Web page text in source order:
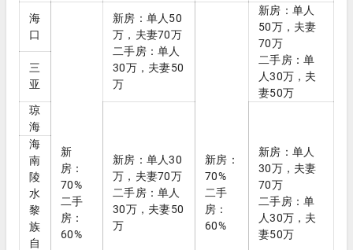
海
口
新
房：
70%
二手
房：
60%
新房：单人50
万，夫妻70万
二手房：单人
30万，夫妻50
万
新房：
70%
二手
房：
60%
新房：单人
50万，夫妻
70万
二手房：单
人30万，夫
妻50万
三
亚
琼
海
新房：单人30
万，夫妻70万
二手房：单人
30万，夫妻50
万
新房：单人
30万，夫妻
70万
二手房：单
人30万，夫
妻50万
海
南
陵
水
黎
族
自